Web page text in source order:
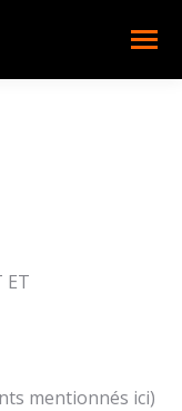
ET
mentionnés ici)